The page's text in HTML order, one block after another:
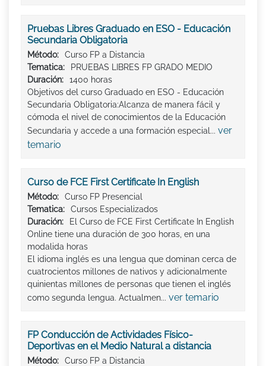
Pruebas Libres Graduado en ESO - Educación
Secundaria Obligatoria
Método:
Curso FP a Distancia
Tematica:
PRUEBAS LIBRES FP GRADO MEDIO
Duración:
1400 horas
Objetivos del curso Graduado en ESO - Educación
Secundaria Obligatoria:Alcanza de manera fácil y
cómoda el nivel de conocimientos de la Educación
Secundaria y accede a una formación especial... ver
temario
Curso de FCE First Certificate In English
Método:
Curso FP Presencial
Tematica:
Cursos Especializados
Duración:
El Curso de FCE First Certificate In English
Online tiene una duración de 300 horas, en una
modalida horas
El idioma inglés es una lengua que dominan cerca de
cuatrocientos millones de nativos y adicionalmente
quinientas millones de personas que tienen el inglés
como segunda lengua. Actualmen... ver temario
FP Conducción de Actividades Físico-
Deportivas en el Medio Natural a distancia
Método:
Curso FP a Distancia